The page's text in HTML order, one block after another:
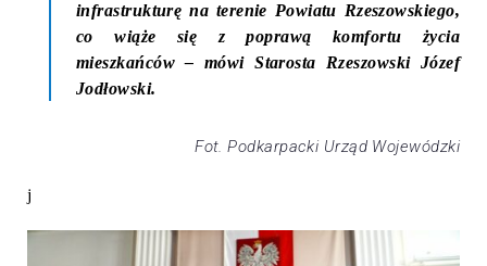
infrastrukturę na terenie Powiatu Rzeszowskiego,
co wiąże się z poprawą komfortu życia
mieszkańców– mówi Starosta Rzeszowski Józef
Jodłowski.
Fot. Podkarpacki Urząd Wojewódzki
j